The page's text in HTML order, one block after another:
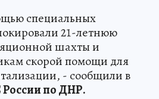
специальных
21-летнюю
шахты и
скорой помощи для
- сообщили в
по ДНР.